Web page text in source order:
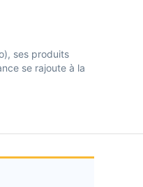
ses produits
se rajoute à la